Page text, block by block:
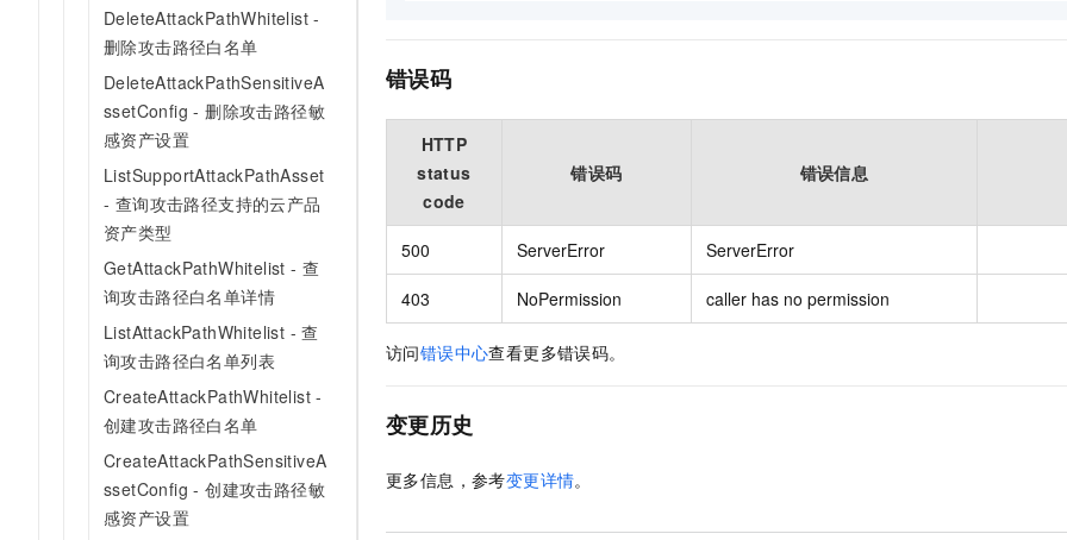
DeleteAttackPathWhitelist -
删除攻击路径白名单
DeleteAttackPathSensitiveA
ssetConfig - 删除攻击路径敏
感资产设置
ListSupportAttackPathAsset
- 查询攻击路径支持的云产品
资产类型
GetAttackPathWhitelist - 查
询攻击路径白名单详情
ListAttackPathWhitelist - 查
询攻击路径白名单列表
CreateAttackPathWhitelist -
创建攻击路径白名单
CreateAttackPathSensitiveA
ssetConfig - 创建攻击路径敏
感资产设置
错误码
HTTP
status
code
错误码 错误信息
500 ServerError ServerError
403 NoPermission caller has no permission
访问错误中心查看更多错误码。
变更历史
更多信息，参考变更详情。